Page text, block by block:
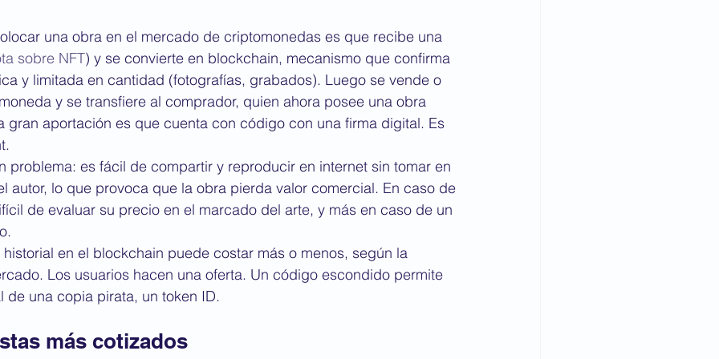
una obra en el mercado de criptomonedas es que recibe una
sobre NFT) y se convierte en blockchain, mecanismo que confirma
y limitada en cantidad (fotografías, grabados). Luego se vende o
y se transfiere al comprador, quien ahora posee una obra
gran aportación es que cuenta con código con una firma digital. Es
problema: es fácil de compartir y reproducir en internet sin tomar en
autor, lo que provoca que la obra pierda valor comercial. En caso de
de evaluar su precio en el marcado del arte, y más en caso de un
en el blockchain puede costar más o menos, según la
Los usuarios hacen una oferta. Un código escondido permite
de una copia pirata, un token ID.
más cotizados